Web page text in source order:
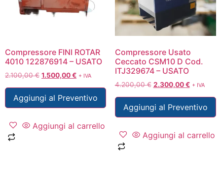
Compressore FINI ROTAR
4010 122876914 – USATO
2.100,00€ 1.500,00€ + IVA
Aggiungi al Preventivo
Aggiungi al carrello
Compressore Usato
Ceccato CSM10 D Cod.
ITJ329674 – USATO
4.200,00€ 2.300,00€ + IVA
Aggiungi al Preventivo
Aggiungi al carrello